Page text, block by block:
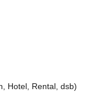
Hotel, Rental, dsb)